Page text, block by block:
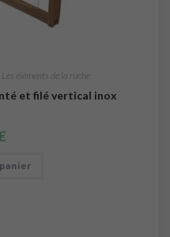
Les éléments de la ruche
et filé vertical inox